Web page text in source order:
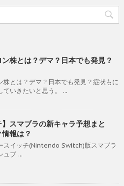
株とは？デマ？日本でも発見？
株とは？デマ？日本でも発見？症状もに
ていきたいと思う。 ...
】スマブラの新キャラ予想まと
報は？
スイッチ(Nintendo Switch)版スマブラ
ュブ ...